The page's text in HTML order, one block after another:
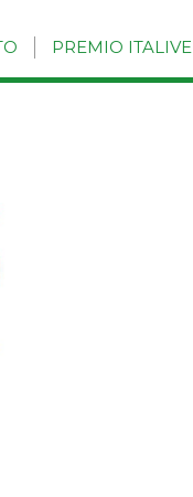
PREMIO ITALIVE